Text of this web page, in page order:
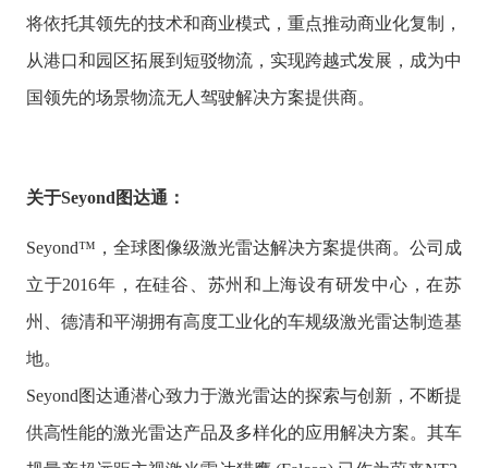
将依托其领先的技术和商业模式，重点推动商业化复制，
从港口和园区拓展到短驳物流，实现跨越式发展，成为中
国领先的场景物流无人驾驶解决方案提供商。
关于Seyond图达通：
Seyond™，全球图像级激光雷达解决方案提供商。公司成
立于2016年，在硅谷、苏州和上海设有研发中心，在苏
州、德清和平湖拥有高度工业化的车规级激光雷达制造基
地。
Seyond图达通潜心致力于激光雷达的探索与创新，不断提
供高性能的激光雷达产品及多样化的应用解决方案。其车